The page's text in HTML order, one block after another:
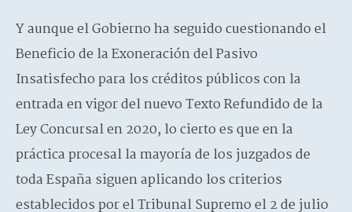
Y aunque el Gobierno ha seguido cuestionando el
Beneficio de la Exoneración del Pasivo
Insatisfecho para los créditos públicos con la
entrada en vigor del nuevo Texto Refundido de la
Ley Concursal en 2020, lo cierto es que en la
práctica procesal la mayoría de los juzgados de
toda España siguen aplicando los criterios
establecidos por el Tribunal Supremo el 2 de julio